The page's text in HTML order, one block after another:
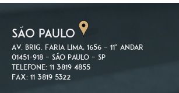
SÃO PAULO
Av. Brig. Faria Lima, 1656 – 11º andar
01451-918 – São Paulo – SP
Telefone: 11 3819 4855
Fax: 11 3819 5322